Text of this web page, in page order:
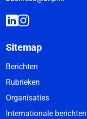
Sitemap
Berichten
Rubrieken
Organisaties
Internationale berichten